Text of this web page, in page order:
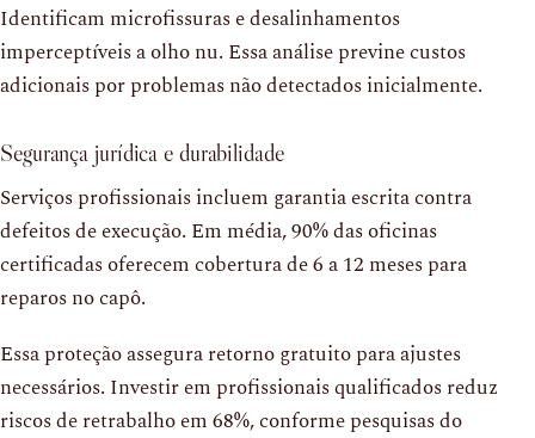
Identificam microfissuras e desalinhamentos
imperceptíveis a olho nu. Essa análise previne custos
adicionais por problemas não detectados inicialmente.
Segurança jurídica e durabilidade
Serviços profissionais incluem garantia escrita contra
defeitos de execução. Em média, 90% das oficinas
certificadas oferecem cobertura de 6 a 12 meses para
reparos no capô.
Essa proteção assegura retorno gratuito para ajustes
necessários. Investir em profissionais qualificados reduz
riscos de retrabalho em 68%, conforme pesquisas do